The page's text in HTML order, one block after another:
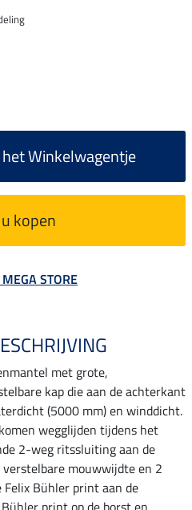
Winkelwagentje
kopen
STORE
met grote,
kap die aan de achterkant
(5000 mm) en winddicht.
wegglijden tijdens het
2-weg ritssluiting aan de
mouwwijdte en 2
Bühler print aan de